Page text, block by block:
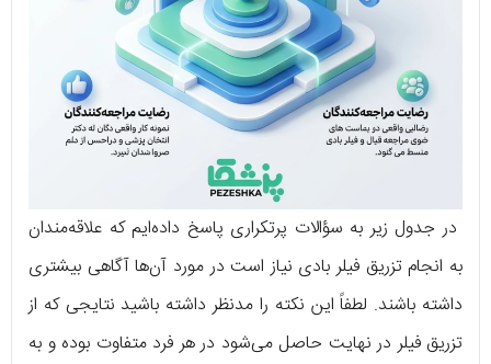
در جدول زیر به سؤالات پرتکراری پاسخ داده‌ایم که علاقه‌مندان
به انجام تزریق فیلر بادی نیاز است در مورد آن‌ها آگاهی بیشتری
داشته باشند. لطفاً این نکته را مدنظر داشته باشید نتایجی که از
تزریق فیلر در نهایت حاصل می‌شود در هر فرد متفاوت بوده و به